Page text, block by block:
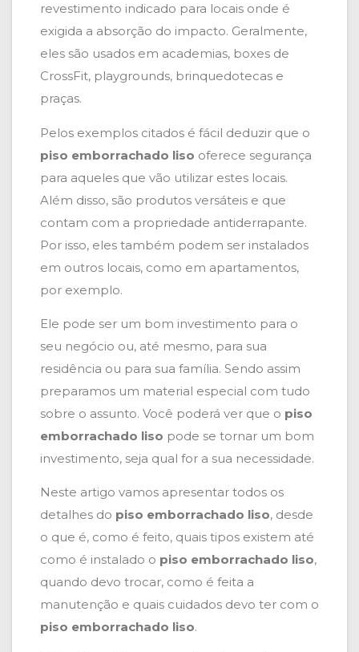
revestimento indicado para locais onde é
exigida a absorção do impacto. Geralmente,
eles são usados em academias, boxes de
CrossFit, playgrounds, brinquedotecas e
praças.
Pelos exemplos citados é fácil deduzir que o
piso emborrachado liso oferece segurança
para aqueles que vão utilizar estes locais.
Além disso, são produtos versáteis e que
contam com a propriedade antiderrapante.
Por isso, eles também podem ser instalados
em outros locais, como em apartamentos,
por exemplo.
Ele pode ser um bom investimento para o
seu negócio ou, até mesmo, para sua
residência ou para sua família. Sendo assim
preparamos um material especial com tudo
sobre o assunto. Você poderá ver que o piso
emborrachado liso pode se tornar um bom
investimento, seja qual for a sua necessidade.
Neste artigo vamos apresentar todos os
detalhes do piso emborrachado liso, desde
o que é, como é feito, quais tipos existem até
como é instalado o piso emborrachado liso,
quando devo trocar, como é feita a
manutenção e quais cuidados devo ter com o
piso emborrachado liso.